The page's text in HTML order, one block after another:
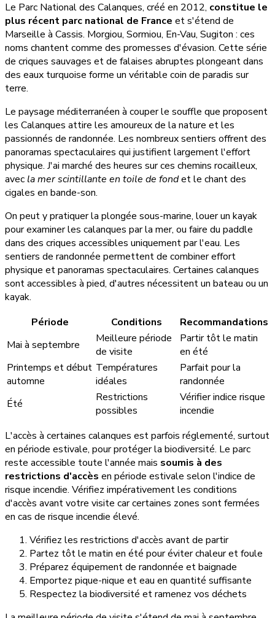
Le Parc National des Calanques, créé en 2012, constitue le
plus récent parc national de France et s'étend de
Marseille à Cassis. Morgiou, Sormiou, En-Vau, Sugiton : ces
noms chantent comme des promesses d'évasion. Cette série
de criques sauvages et de falaises abruptes plongeant dans
des eaux turquoise forme un véritable coin de paradis sur
terre.
Le paysage méditerranéen à couper le souffle que proposent
les Calanques attire les amoureux de la nature et les
passionnés de randonnée. Les nombreux sentiers offrent des
panoramas spectaculaires qui justifient largement l'effort
physique. J'ai marché des heures sur ces chemins rocailleux,
avec la mer scintillante en toile de fondet le chant des
cigales en bande-son.
On peut y pratiquer la plongée sous-marine, louer un kayak
pour examiner les calanques par la mer, ou faire du paddle
dans des criques accessibles uniquement par l'eau. Les
sentiers de randonnée permettent de combiner effort
physique et panoramas spectaculaires. Certaines calanques
sont accessibles à pied, d'autres nécessitent un bateau ou un
kayak.
Période
Conditions
Recommandations
Mai à septembre
Meilleure période
de visite
Partir tôt le matin
en été
Printemps et début
automne
Températures
idéales
Parfait pour la
randonnée
Été
Restrictions
possibles
Vérifier indice risque
incendie
L'accès à certaines calanques est parfois réglementé, surtout
en période estivale, pour protéger la biodiversité. Le parc
reste accessible toute l'année mais soumis à des
restrictions d'accès en période estivale selon l'indice de
risque incendie. Vérifiez impérativement les conditions
d'accès avant votre visite car certaines zones sont fermées
en cas de risque incendie élevé.
Vérifiez les restrictions d'accès avant de partir
Partez tôt le matin en été pour éviter chaleur et foule
Préparez équipement de randonnée et baignade
Emportez pique-nique et eau en quantité suffisante
Respectez la biodiversité et ramenez vos déchets